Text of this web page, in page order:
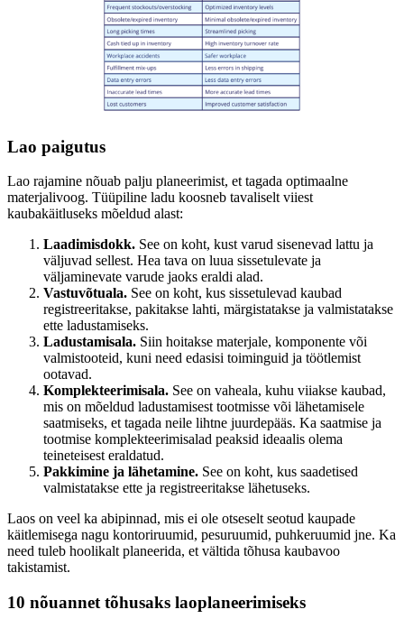
Lao paigutus
Lao rajamine nõuab palju planeerimist, et tagada optimaalne
materjalivoog. Tüüpiline ladu koosneb tavaliselt viiest
kaubakäitluseks mõeldud alast:
Laadimisdokk. See on koht, kust varud sisenevad lattu ja
väljuvad sellest. Hea tava on luua sissetulevate ja
väljaminevate varude jaoks eraldi alad.
Vastuvõtuala. See on koht, kus sissetulevad kaubad
registreeritakse, pakitakse lahti, märgistatakse ja valmistatakse
ette ladustamiseks.
Ladustamisala. Siin hoitakse materjale, komponente või
valmistooteid, kuni need edasisi toiminguid ja töötlemist
ootavad.
Komplekteerimisala. See on vaheala, kuhu viiakse kaubad,
mis on mõeldud ladustamisest tootmisse või lähetamisele
saatmiseks, et tagada neile lihtne juurdepääs. Ka saatmise ja
tootmise komplekteerimisalad peaksid ideaalis olema
teineteisest eraldatud.
Pakkimine ja lähetamine. See on koht, kus saadetised
valmistatakse ette ja registreeritakse lähetuseks.
Laos on veel ka abipinnad, mis ei ole otseselt seotud kaupade
käitlemisega nagu kontoriruumid, pesuruumid, puhkeruumid jne. Ka
need tuleb hoolikalt planeerida, et vältida tõhusa kaubavoo
takistamist.
10 nõuannet tõhusaks laoplaneerimiseks